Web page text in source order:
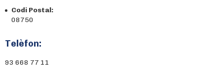
Codi Postal:
08750
Telèfon:
93 668 77 11